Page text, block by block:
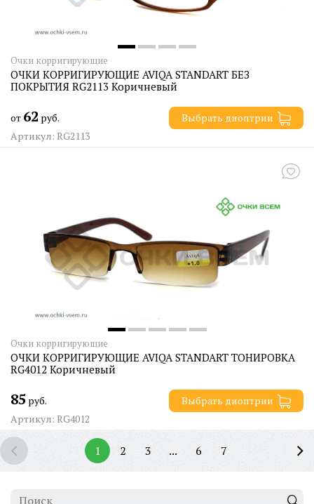
Очки корригирующие
ОЧКИ КОРРИГИРУЮЩИЕ AVIQA STANDART БЕЗ
ПОКРЫТИЯ RG2113 Коричневый
от 62 руб.
Выбрать диоптрии
Артикул: RG2113
Очки корригирующие
ОЧКИ КОРРИГИРУЮЩИЕ AVIQA STANDART ТОНИРОВКА
RG4012 Коричневый
85 руб.
Выбрать диоптрии
Артикул: RG4012
1 2 3 ... 6 7